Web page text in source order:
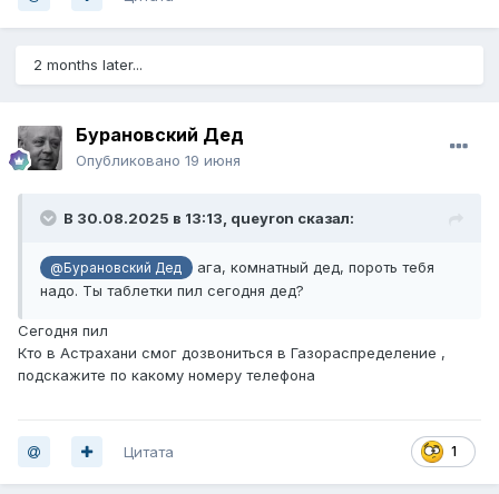
2 months later...
Бурановский Дед
Опубликовано 19 июня
В 30.08.2025 в 13:13, queyron сказал:
@Бурановский Дед
ага, комнатный дед, пороть тебя
надо. Ты таблетки пил сегодня дед?
Сегодня пил
Кто в Астрахани смог дозвониться в Газораспределение ,
подскажите по какому номеру телефона
1
Цитата